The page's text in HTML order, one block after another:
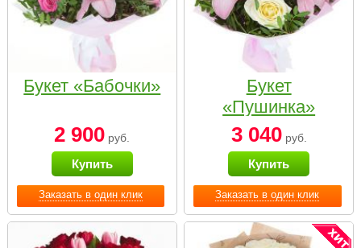
Заказать в один клик
Букет «Бабочки»
2 900 руб.
Купить
Заказать в один клик
Букет
«Пушинка»
3 040руб.
Купить